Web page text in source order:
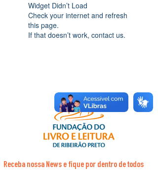
Widget Didn’t Load
Check your internet and refresh
this page.
If that doesn’t work, contact us.
Receba nossa News e fique por dentro de todos